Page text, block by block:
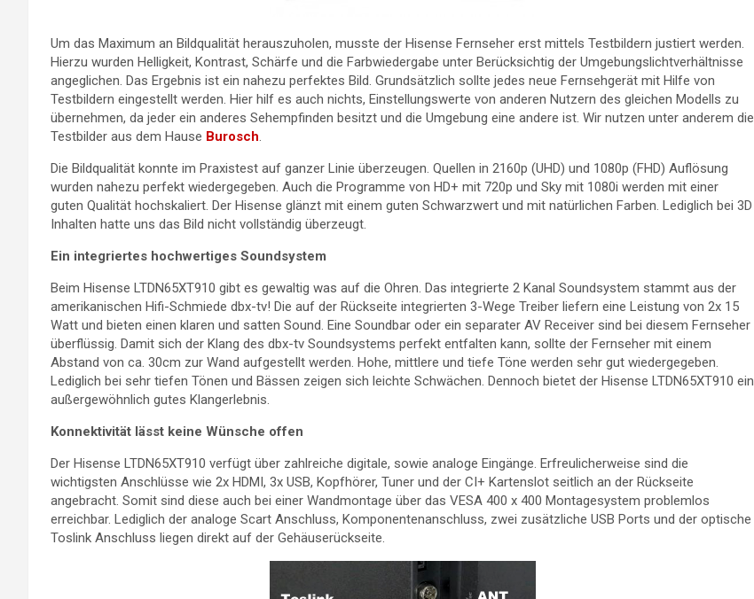
Um das Maximum an Bildqualität herauszuholen, musste der Hisense Fernseher erst mittels Testbildern justiert werden.
Hierzu wurden Helligkeit, Kontrast, Schärfe und die Farbwiedergabe unter Berücksichtig der Umgebungslichtverhältnisse
angeglichen. Das Ergebnis ist ein nahezu perfektes Bild. Grundsätzlich sollte jedes neue Fernsehgerät mit Hilfe von
Testbildern eingestellt werden. Hier hilf es auch nichts, Einstellungswerte von anderen Nutzern des gleichen Modells zu
übernehmen, da jeder ein anderes Sehempfinden besitzt und die Umgebung eine andere ist. Wir nutzen unter anderem die
Testbilder aus dem Hause Burosch.
Die Bildqualität konnte im Praxistest auf ganzer Linie überzeugen. Quellen in 2160p (UHD) und 1080p (FHD) Auflösung
wurden nahezu perfekt wiedergegeben. Auch die Programme von HD+ mit 720p und Sky mit 1080i werden mit einer
guten Qualität hochskaliert. Der Hisense glänzt mit einem guten Schwarzwert und mit natürlichen Farben. Lediglich bei 3D
Inhalten hatte uns das Bild nicht vollständig überzeugt.
Ein integriertes hochwertiges Soundsystem
Beim Hisense LTDN65XT910 gibt es gewaltig was auf die Ohren. Das integrierte 2 Kanal Soundsystem stammt aus der
amerikanischen Hifi-Schmiede dbx-tv! Die auf der Rückseite integrierten 3-Wege Treiber liefern eine Leistung von 2x 15
Watt und bieten einen klaren und satten Sound. Eine Soundbar oder ein separater AV Receiver sind bei diesem Fernseher
überflüssig. Damit sich der Klang des dbx-tv Soundsystems perfekt entfalten kann, sollte der Fernseher mit einem
Abstand von ca. 30cm zur Wand aufgestellt werden. Hohe, mittlere und tiefe Töne werden sehr gut wiedergegeben.
Lediglich bei sehr tiefen Tönen und Bässen zeigen sich leichte Schwächen. Dennoch bietet der Hisense LTDN65XT910 ein
außergewöhnlich gutes Klangerlebnis.
Konnektivität lässt keine Wünsche offen
Der Hisense LTDN65XT910 verfügt über zahlreiche digitale, sowie analoge Eingänge. Erfreulicherweise sind die
wichtigsten Anschlüsse wie 2x HDMI, 3x USB, Kopfhörer, Tuner und der CI+ Kartenslot seitlich an der Rückseite
angebracht. Somit sind diese auch bei einer Wandmontage über das VESA 400 x 400 Montagesystem problemlos
erreichbar. Lediglich der analoge Scart Anschluss, Komponentenanschluss, zwei zusätzliche USB Ports und der optische
Toslink Anschluss liegen direkt auf der Gehäuserückseite.